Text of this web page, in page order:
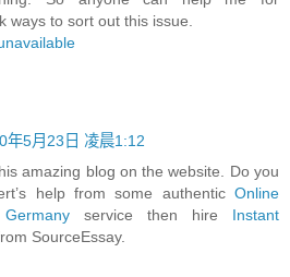
ways to sort out this issue.
年5月23日 凌晨1:12
amazing blog on the website. Do you
help from some authentic Online
service then hire Instant
SourceEssay.